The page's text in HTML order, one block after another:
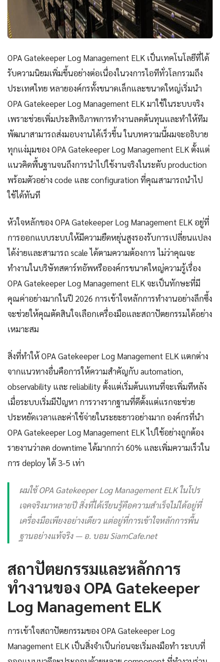
OPA Gatekeeper Log Management ELK เป็นเทคโนโลยีที่ได้
รับความนิยมเพิ่มขึ้นอย่างต่อเนื่องในวงการไอทีทั่วโลกรวมถึง
ประเทศไทย หลายองค์กรทั้งขนาดเล็กและขนาดใหญ่เริ่มนำ
OPA Gatekeeper Log Management ELK มาใช้ในระบบจริง
เพราะช่วยเพิ่มประสิทธิภาพการทำงานลดต้นทุนและทำให้ทีม
พัฒนาสามารถส่งมอบงานได้เร็วขึ้น ในบทความนี้ผมจะอธิบาย
ทุกแง่มุมของ OPA Gatekeeper Log Management ELK ตั้งแต่
แนวคิดพื้นฐานจนถึงการนำไปใช้งานจริงในระดับ production
พร้อมตัวอย่าง code และ configuration ที่คุณสามารถนำไป
ใช้ได้ทันที
หัวใจหลักของ OPA Gatekeeper Log Management ELK อยู่ที่
การออกแบบระบบให้มีความยืดหยุ่นสูงรองรับการเปลี่ยนแปลง
ได้ง่ายและสามารถ scale ได้ตามความต้องการ ไม่ว่าคุณจะ
ทำงานในบริษัทสตาร์ทอัพหรือองค์กรขนาดใหญ่ความรู้เรื่อง
OPA Gatekeeper Log Management ELK จะเป็นทักษะที่มี
คุณค่าอย่างมากในปี 2026 การเข้าใจหลักการทำงานอย่างลึกซึ้ง
จะช่วยให้คุณตัดสินใจเลือกเครื่องมือและสถาปัตยกรรมได้อย่าง
เหมาะสม
สิ่งที่ทำให้ OPA Gatekeeper Log Management ELK แตกต่าง
จากแนวทางอื่นคือการให้ความสำคัญกับ automation,
observability และ reliability ตั้งแต่เริ่มต้นแทนที่จะเพิ่มทีหลัง
เมื่อระบบเริ่มมีปัญหา การวางรากฐานที่ดีตั้งแต่แรกจะช่วย
ประหยัดเวลาและค่าใช้จ่ายในระยะยาวอย่างมาก องค์กรที่นำ
OPA Gatekeeper Log Management ELK ไปใช้อย่างถูกต้อง
รายงานว่าลด downtime ได้มากกว่า 60% และเพิ่มความเร็วใน
การ deploy ได้ 3-5 เท่า
ผมใช้ OPA Gatekeeper Log Management ELK ในโปร
เจคจริงมาหลายปี สิ่งที่ได้เรียนรู้คือความสำเร็จไม่ได้อยู่ที่
เครื่องมือเพียงอย่างเดียว แต่อยู่ที่การเข้าใจหลักการพื้น
ฐานอย่างแท้จริง — อ. บอม SiamCafe.net
สถาปัตยกรรมและหลักการ
ทำงานของ OPA Gatekeeper
Log Management ELK
การเข้าใจสถาปัตยกรรมของ OPA Gatekeeper Log
Management ELK เป็นสิ่งจำเป็นก่อนจะเริ่มลงมือทำ ระบบที่